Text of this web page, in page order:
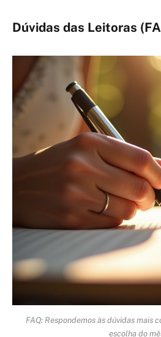
Dúvidas das Leitoras
FAQ: Respondemos às dúvidas mais
escolha do